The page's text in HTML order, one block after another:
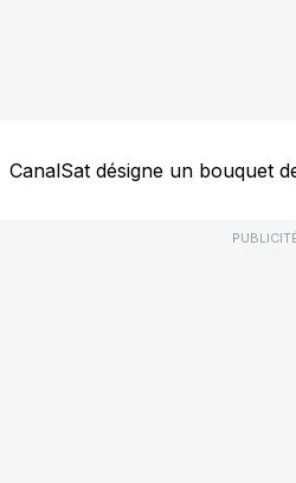
CanalSat désigne un bouquet